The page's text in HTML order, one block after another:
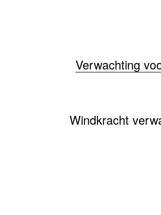
Verwachting
Windkracht